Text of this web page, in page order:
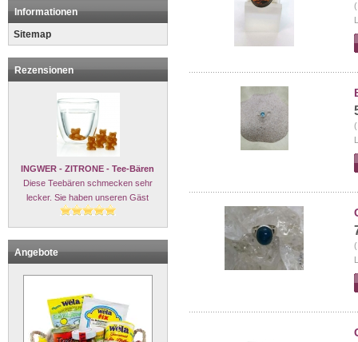
Informationen
Sitemap
Rezensionen
INGWER - ZITRONE - Tee-Bären
Diese Teebären schmecken sehr
lecker. Sie haben unseren Gäst
Angebote